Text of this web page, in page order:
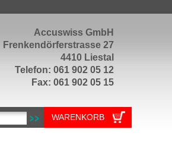
Accuswiss GmbH
Frenkendörferstrasse 27
4410 Liestal
Telefon: 061 902 05 12
Fax: 061 902 05 15
WARENKORB